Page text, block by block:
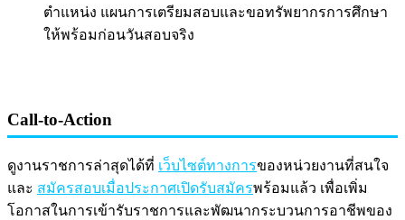
ตำแหน่ง แผนการเตรียมสอบและขอทรัพยากรการศึกษา
ให้พร้อมก่อนวันสอบจริง
Call-to-Action
ดูงานราชการล่าสุดได้ที่ เว็บไซต์ทางการของหน่วยงานที่สนใจ
และ สมัครสอบเมื่อประกาศเปิดรับสมัครพร้อมแล้ว เพื่อเพิ่ม
โอกาสในการเข้ารับราชการและพัฒนากระบวนการอาชีพของ